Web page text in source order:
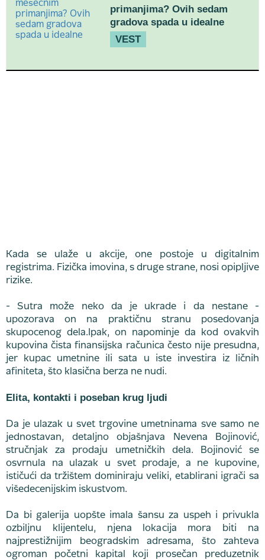
primanjima? Ovih sedam
gradova spada u idealne
VEST
Kada se ulaže u akcije, one postoje u digitalnim
registrima. Fizička imovina, s druge strane, nosi opipljive
rizike.
- Sutra može neko da je ukrade i da nestane -
upozorava on na praktičnu stranu posedovanja
skupocenog dela.Ipak, on napominje da kod ovakvih
kupovina čista finansijska računica često nije presudna,
jer kupac umetnine ili sata u iste investira iz ličnih
afiniteta, što klasična berza ne nudi.
Elita, kontakti i poseban krug ljudi
Da je ulazak u svet trgovine umetninama sve samo ne
jednostavan, detaljno objašnjava Nevena Bojinović,
stručnjak za prodaju umetničkih dela. Bojinović se
osvrnula na ulazak u svet prodaje, a ne kupovine,
ističući da tržištem dominiraju veliki, etablirani igrači sa
višedecenijskim iskustvom.
Da bi galerija uopšte imala šansu za uspeh i privukla
ozbiljnu klijentelu, njena lokacija mora biti na
najprestižnijim beogradskim adresama, što zahteva
ogroman početni kapital koji prosečan preduzetnik